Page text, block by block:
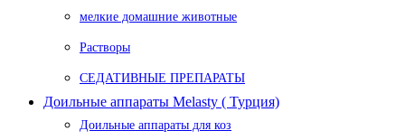
мелкие домашние животные
Растворы
СЕДАТИВНЫЕ ПРЕПАРАТЫ
Доильные аппараты Melasty ( Турция)
Доильные аппараты для коз